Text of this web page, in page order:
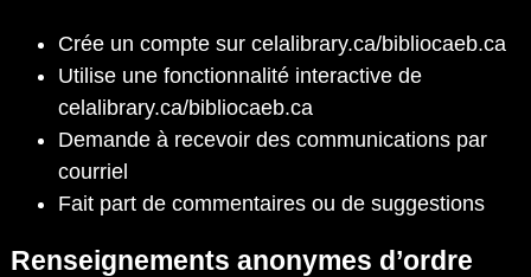
Crée un compte sur celalibrary.ca/bibliocaeb.ca
Utilise une fonctionnalité interactive de
celalibrary.ca/bibliocaeb.ca
Demande à recevoir des communications par
courriel
Fait part de commentaires ou de suggestions
Renseignements anonymes d’ordre